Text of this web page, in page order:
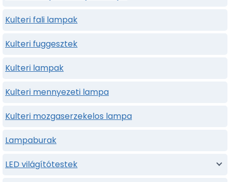
Kulteri fali lampak
Kulteri fuggesztek
Kulteri lampak
Kulteri mennyezeti lampa
Kulteri mozgaserzekelos lampa
Lampaburak
LED világítótestek